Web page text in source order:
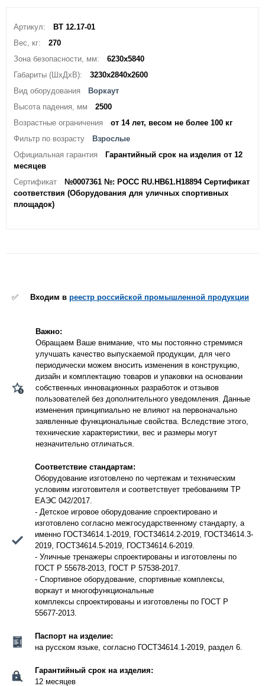
Вид оборудования
Воркаут
Высота падения, мм
2500
Возрастные ограничения
от 14 лет, весом не более 100 кг
Фильтр по возрасту
Взрослые
Официальная гарантия
Гарантийный срок на изделия от 12
месяцев
Сертификат
№0007361 №: РОСС RU.HB61.H18894 Сертификат
соответствия (Оборудования для уличных спортивных
площадок)
Артикул:
ВТ 12.17-01
Вес, кг:
270
Зона безопасности, мм:
6230х5840
Габариты (ШхДхВ):
3230х2840х2600
✅ Входим в реестр российской промышленной продукции
Важно:
Обращаем Ваше внимание, что мы постоянно стремимся
улучшать качество выпускаемой продукции, для чего
периодически можем вносить изменения в конструкцию,
дизайн и комплектацию товаров и упаковки на основании
собственных инновационных разработок и отзывов
пользователей без дополнительного уведомления. Данные
изменения принципиально не влияют на первоначально
заявленные функциональные свойства. Вследствие этого,
технические характеристики, вес и размеры могут
незначительно отличаться.
Соответствие стандартам:
Оборудование изготовлено по чертежам и техническим
условиям изготовителя и соответствует требованиям ТР
ЕАЭС 042/2017.
- Детское игровое оборудование спроектировано и
изготовлено согласно межгосударственному стандарту, а
именно ГОСТ34614.1-2019, ГОСТ34614.2-2019, ГОСТ34614.3-
2019, ГОСТ34614.5-2019, ГОСТ34614.6-2019.
- Уличные тренажеры спроектированы и изготовлены по
ГОСТ Р 55678-2013, ГОСТ Р 57538-2017.
- Спортивное оборудование, спортивные комплексы,
воркаут и многофункциональные
комплексы спроектированы и изготовлены по ГОСТ Р
55677-2013.
Паспорт на изделие:
на русском языке, согласно ГОСТ34614.1-2019, раздел 6.
Гарантийный срок на изделия:
12 месяцев